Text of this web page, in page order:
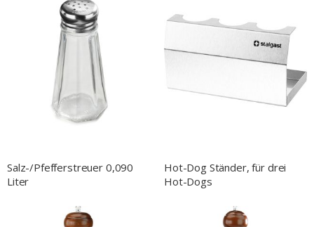
Salz-/Pfefferstreuer 0,090
Liter
Hot-Dog Ständer, für drei
Hot-Dogs